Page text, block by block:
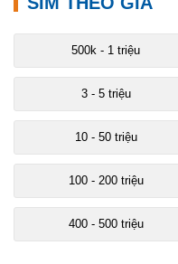
500k - 1 triệu
3 - 5 triệu
10 - 50 triệu
100 - 200 triệu
400 - 500 triệu